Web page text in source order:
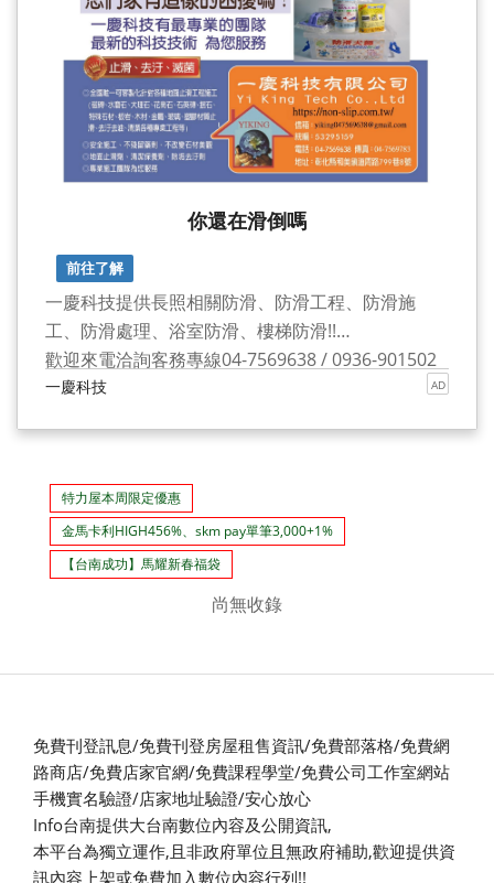
你還在滑倒嗎
前往了解
一慶科技提供長照相關防滑、防滑工程、防滑施
工、防滑處理、浴室防滑、樓梯防滑!!
歡迎來電洽詢客務專線04-7569638 / 0936-901502
一慶科技 AD
特力屋本周限定優惠
金馬卡利HIGH456%、skm pay單筆3,000+1%
【台南成功】馬耀新春福袋
尚無收錄
免費刊登訊息/免費刊登房屋租售資訊/免費部落格/免費網
路商店/免費店家官網/免費課程學堂/免費公司工作室網站
手機實名驗證/店家地址驗證/安心放心
Info台南提供大台南數位內容及公開資訊,
本平台為獨立運作,且非政府單位且無政府補助,歡迎提供資
訊內容上架或免費加入數位內容行列!!